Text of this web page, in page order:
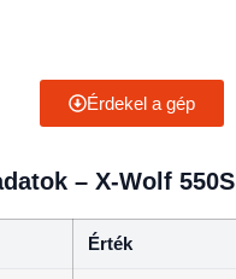
Érdekel a gép
– X-Wolf 550S
Érték